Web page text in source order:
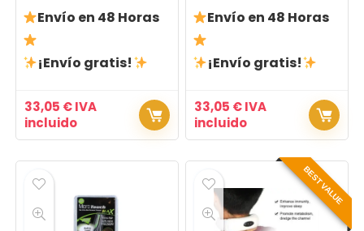
Envío en 48 Horas
¡Envío gratis!
33,05 €IVA
incluido
Envío en 48 Horas
¡Envío gratis!
33,05 €IVA
incluido
BEST VALUE